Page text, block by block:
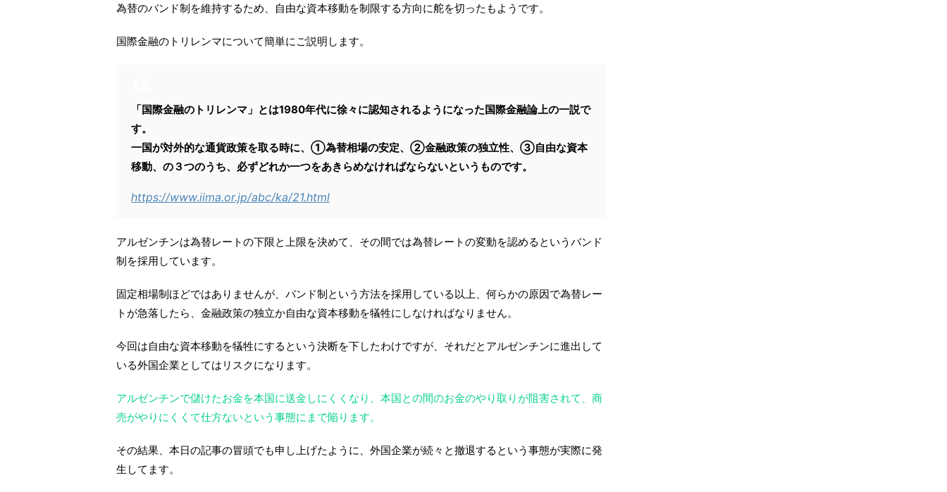
為替のバンド制を維持するため、自由な資本移動を制限する方向に舵を切ったもようです。
国際金融のトリレンマについて簡単にご説明します。
「国際金融のトリレンマ」とは1980年代に徐々に認知されるようになった国際金融論上の一説で
す。
一国が対外的な通貨政策を取る時に、①為替相場の安定、②金融政策の独立性、③自由な資本
移動、の３つのうち、必ずどれか一つをあきらめなければならないというものです。
https://www.iima.or.jp/abc/ka/21.html
アルゼンチンは為替レートの下限と上限を決めて、その間では為替レートの変動を認めるというバンド
制を採用しています。
固定相場制ほどではありませんが、バンド制という方法を採用している以上、何らかの原因で為替レー
トが急落したら、金融政策の独立か自由な資本移動を犠牲にしなければなりません。
今回は自由な資本移動を犠牲にするという決断を下したわけですが、それだとアルゼンチンに進出して
いる外国企業としてはリスクになります。
アルゼンチンで儲けたお金を本国に送金しにくくなり、本国との間のお金のやり取りが阻害されて、商
売がやりにくくて仕方ないという事態にまで陥ります。
その結果、本日の記事の冒頭でも申し上げたように、外国企業が続々と撤退するという事態が実際に発
生してます。